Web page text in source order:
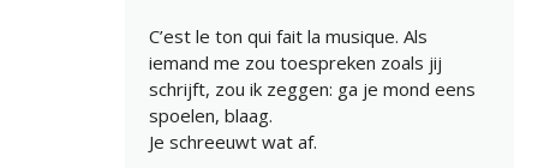
C’est le ton qui fait la musique. Als
iemand me zou toespreken zoals jij
schrijft, zou ik zeggen: ga je mond eens
spoelen, blaag.
Je schreeuwt wat af.